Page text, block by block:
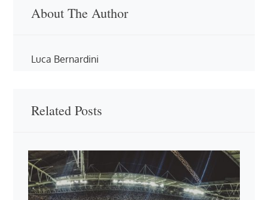
About The Author
Luca Bernardini
Related Posts